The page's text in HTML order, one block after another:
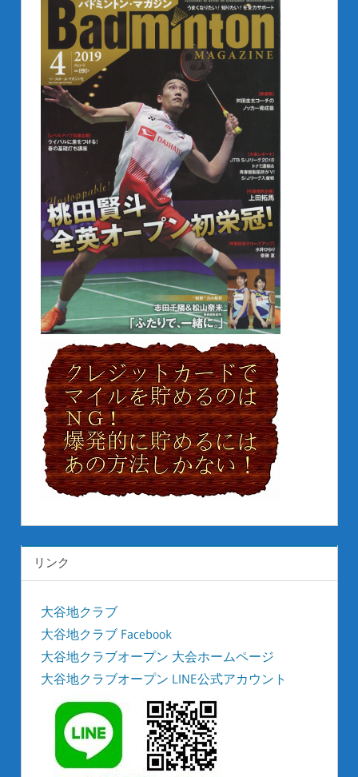
リンク
大谷地クラブ
大谷地クラブ Facebook
大谷地クラブオープン 大会ホームページ
大谷地クラブオープン LINE公式アカウント